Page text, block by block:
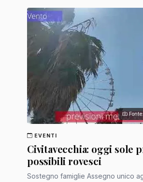
EVENTI
Civitavecchia: oggi sole
possibili rovesci
Sostegno famiglie Assegno unico